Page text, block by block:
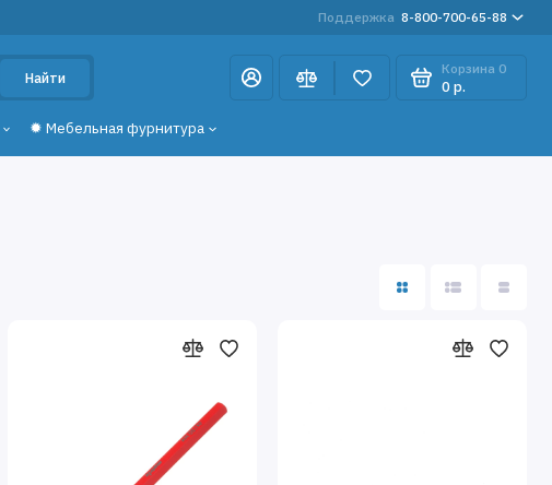
Поддержка 8-800-700-65-88
Найти
Корзина 0
0 р.
✹ Мебельная фурнитура